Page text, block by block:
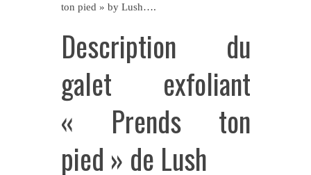
ton pied » by Lush….
Description du
galet exfoliant
« Prends ton
pied » de Lush